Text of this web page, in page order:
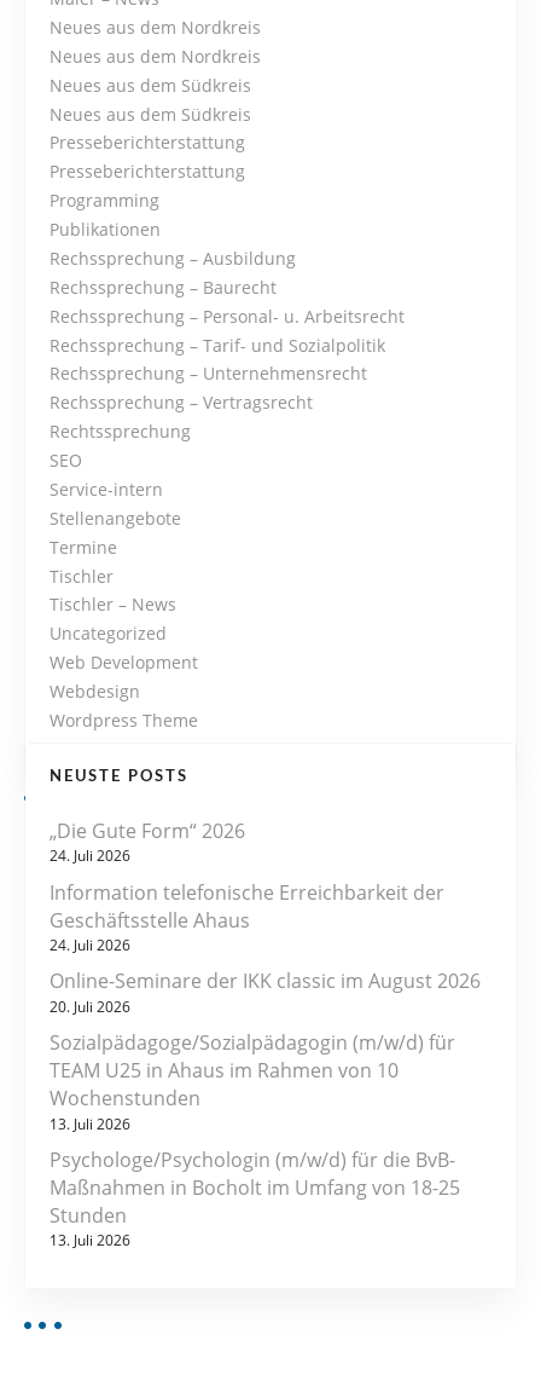
Neues aus dem Nordkreis
Neues aus dem Nordkreis
Neues aus dem Südkreis
Neues aus dem Südkreis
Presseberichterstattung
Presseberichterstattung
Programming
Publikationen
Rechssprechung – Ausbildung
Rechssprechung – Baurecht
Rechssprechung – Personal- u. Arbeitsrecht
Rechssprechung – Tarif- und Sozialpolitik
Rechssprechung – Unternehmensrecht
Rechssprechung – Vertragsrecht
Rechtssprechung
SEO
Service-intern
Stellenangebote
Termine
Tischler
Tischler – News
Uncategorized
Web Development
Webdesign
Wordpress Theme
NEUSTE POSTS
„Die Gute Form“ 2026
24. Juli 2026
Information telefonische Erreichbarkeit der
Geschäftsstelle Ahaus
24. Juli 2026
Online-Seminare der IKK classic im August 2026
20. Juli 2026
Sozialpädagoge/Sozialpädagogin (m/w/d) für
TEAM U25 in Ahaus im Rahmen von 10
Wochenstunden
13. Juli 2026
Psychologe/Psychologin (m/w/d) für die BvB-
Maßnahmen in Bocholt im Umfang von 18-25
Stunden
13. Juli 2026